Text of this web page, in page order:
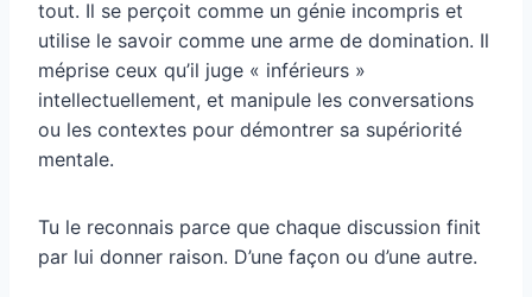
tout. Il se perçoit comme un génie incompris et
utilise le savoir comme une arme de domination. Il
méprise ceux qu’il juge « inférieurs »
intellectuellement, et manipule les conversations
ou les contextes pour démontrer sa supériorité
mentale.
Tu le reconnais parce que chaque discussion finit
par lui donner raison. D’une façon ou d’une autre.